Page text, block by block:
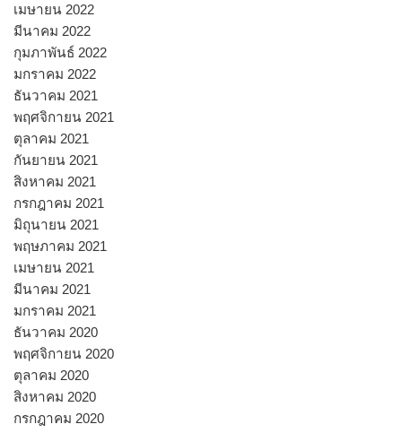
เมษายน 2022
มีนาคม 2022
กุมภาพันธ์ 2022
มกราคม 2022
ธันวาคม 2021
พฤศจิกายน 2021
ตุลาคม 2021
กันยายน 2021
สิงหาคม 2021
กรกฎาคม 2021
มิถุนายน 2021
พฤษภาคม 2021
เมษายน 2021
มีนาคม 2021
มกราคม 2021
ธันวาคม 2020
พฤศจิกายน 2020
ตุลาคม 2020
สิงหาคม 2020
กรกฎาคม 2020